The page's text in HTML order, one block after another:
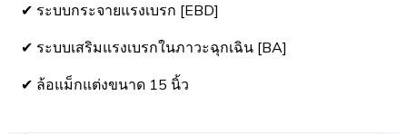
✔ ระบบกระจายแรงเบรก [EBD]
✔ ระบบเสริมแรงเบรกในภาวะฉุกเฉิน [BA]
✔ ล้อแม็กแต่งขนาด 15 นิ้ว